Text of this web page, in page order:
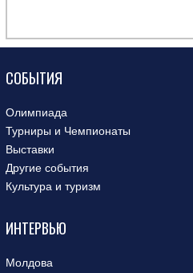
СОБЫТИЯ
Олимпиада
Турниры и Чемпионаты
Выставки
Другие события
Культура и туризм
ИНТЕРВЬЮ
Молдова